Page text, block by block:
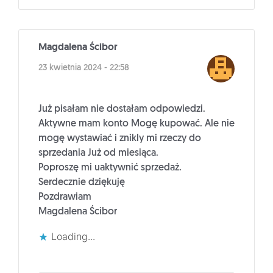
Magdalena Ścibor
23 kwietnia 2024 - 22:58
Już pisałam nie dostałam odpowiedzi.
Aktywne mam konto Mogę kupować. Ale nie
mogę wystawiać i znikly mi rzeczy do
sprzedania Już od miesiąca.
Poproszę mi uaktywnić sprzedaż.
Serdecznie dziękuję
Pozdrawiam
Magdalena Ścibor
Loading...